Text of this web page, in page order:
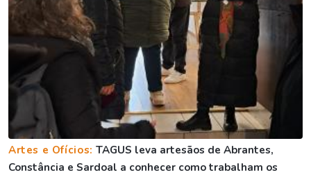
Artes e Ofícios:TAGUS leva artesãos de Abrantes,
Constância e Sardoal a conhecer como trabalham os